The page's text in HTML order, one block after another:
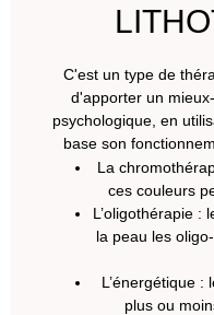
C'est un type de
d'apporter un
psychologique, en
base son
La
ces couleurs
L’oligothérapie :
la peau les
L’énergétique :
plus ou